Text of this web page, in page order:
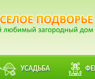
УСАДЬБА